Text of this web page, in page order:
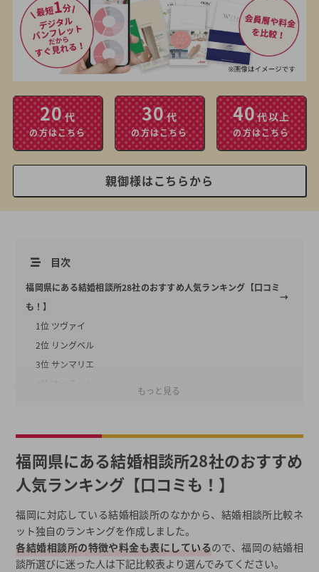
20代
の方はこちら
30代
の方はこちら
40代以上
の方はこちら
親御様はこちらから
目次
福岡県にある結婚相談所28社のおすすめ人気ランキング【口コミ
も！】
1位 ツヴァイ
2位 リングベル
3位 サンマリエ
7位 結婚相談所・成立所ベルバンク
8位 エン婚活エージェント
9位 IBJメンバーズ【福岡支店】
11位 マリックス【福岡支部】
12位 WeBCon
13位 SEISHIN
もっと見る
福岡県にある結婚相談所28社のおすすめ
人気ランキング【口コミも！】
福岡に対応している結婚相談所のなかから、結婚相談所比較ネ
ット独自のランキングを作成しました。
各結婚相談所の特徴や料金も表にしているので、福岡の結婚相
談所選びに迷った人は下記比較表より選んでみてください。